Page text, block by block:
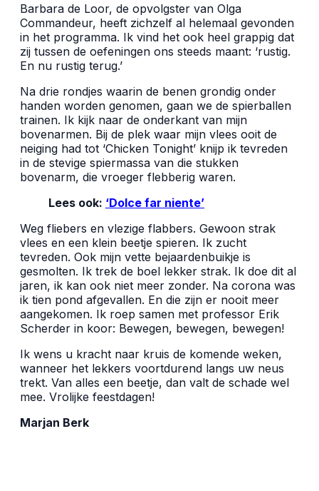
Barbara de Loor, de opvolgster van Olga
Commandeur, heeft zichzelf al helemaal gevonden
in het programma. Ik vind het ook heel grappig dat
zij tussen de oefeningen ons steeds maant: ‘rustig.
En nu rustig terug.’
Na drie rondjes waarin de benen grondig onder
handen worden genomen, gaan we de spierballen
trainen. Ik kijk naar de onderkant van mijn
bovenarmen. Bij de plek waar mijn vlees ooit de
neiging had tot ‘Chicken Tonight’ knijp ik tevreden
in de stevige spiermassa van die stukken
bovenarm, die vroeger flebberig waren.
Lees ook: ‘Dolce far niente’
Weg fliebers en vlezige flabbers. Gewoon strak
vlees en een klein beetje spieren. Ik zucht
tevreden. Ook mijn vette bejaardenbuikje is
gesmolten. Ik trek de boel lekker strak. Ik doe dit al
jaren, ik kan ook niet meer zonder. Na corona was
ik tien pond afgevallen. En die zijn er nooit meer
aangekomen. Ik roep samen met professor Erik
Scherder in koor: Bewegen, bewegen, bewegen!
Ik wens u kracht naar kruis de komende weken,
wanneer het lekkers voortdurend langs uw neus
trekt. Van alles een beetje, dan valt de schade wel
mee. Vrolijke feestdagen!
Marjan Berk